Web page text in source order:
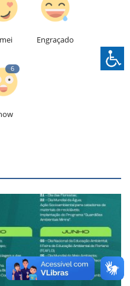
Engraçado
6